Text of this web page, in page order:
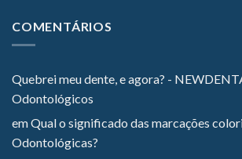
COMENTÁRIOS
Quebrei meu dente, e agora? -
Odontológicos
emQual o significado das marcações
Odontológicas?